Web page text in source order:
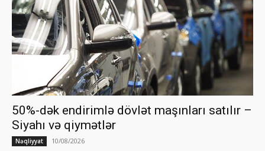
50%-dək endirimlə dövlət maşınları satılır –
Siyahı və qiymətlər
Nəqliyyat 10/08/2026